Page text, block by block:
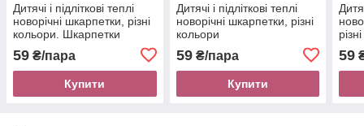
Дитячі і підліткові теплі
новорічні шкарпетки, різні
кольори. Шкарпетки
59 ₴/пара
Купити
Дитячі і підліткові теплі
новорічні шкарпетки, різні
кольори
59₴/пара
Купити
59